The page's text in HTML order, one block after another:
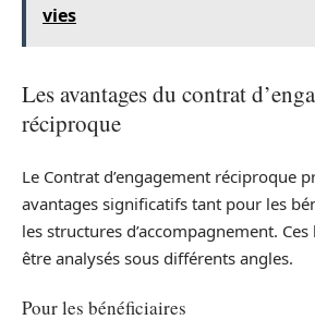
vies
Les avantages du contrat
réciproque
Le Contrat d’engagement réciproque
avantages significatifs tant pour les
les structures d’accompagnement.
être analysés sous différents angles.
Pour les bénéficiaires